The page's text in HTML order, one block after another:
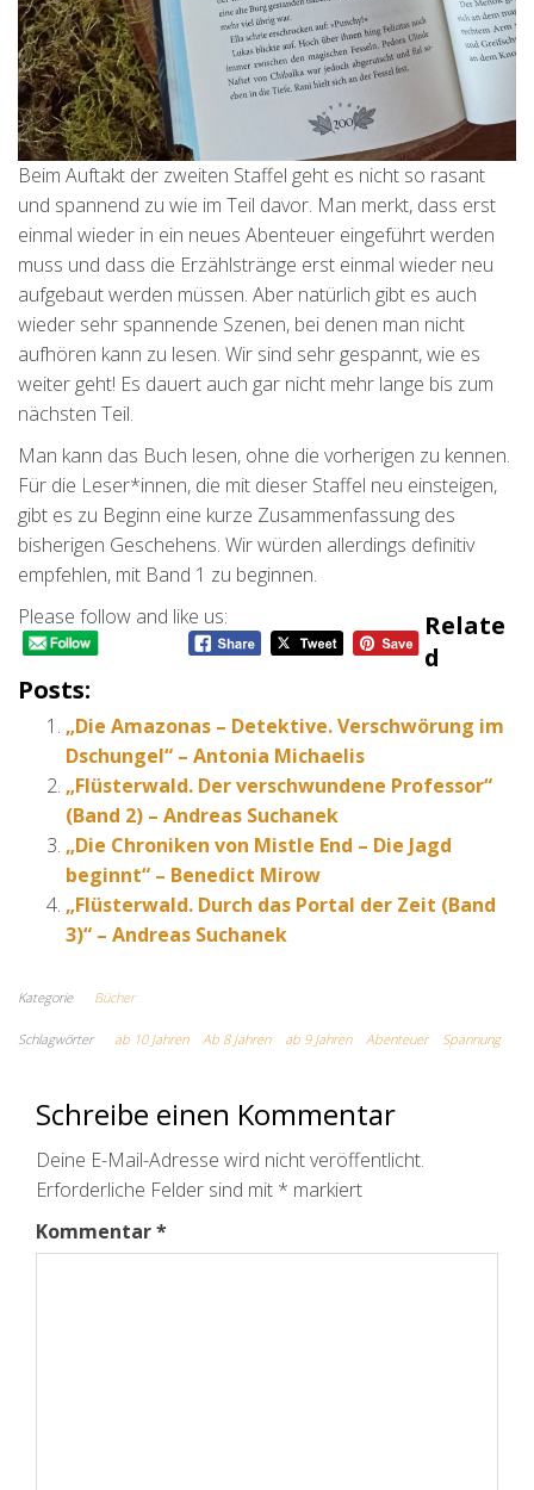
Beim Auftakt der zweiten Staffel geht es nicht so rasant
und spannend zu wie im Teil davor. Man merkt, dass erst
einmal wieder in ein neues Abenteuer eingeführt werden
muss und dass die Erzählstränge erst einmal wieder neu
aufgebaut werden müssen. Aber natürlich gibt es auch
wieder sehr spannende Szenen, bei denen man nicht
aufhören kann zu lesen. Wir sind sehr gespannt, wie es
weiter geht! Es dauert auch gar nicht mehr lange bis zum
nächsten Teil.
Man kann das Buch lesen, ohne die vorherigen zu kennen.
Für die Leser*innen, die mit dieser Staffel neu einsteigen,
gibt es zu Beginn eine kurze Zusammenfassung des
bisherigen Geschehens. Wir würden allerdings definitiv
empfehlen, mit Band 1 zu beginnen.
Please follow and like us:
Relate
D
Posts:
„Die Amazonas – Detektive. Verschwörung im
Dschungel“ – Antonia Michaelis
„Flüsterwald. Der verschwundene Professor“
(Band 2) – Andreas Suchanek
„Die Chroniken von Mistle End – Die Jagd
beginnt“ – Benedict Mirow
„Flüsterwald. Durch das Portal der Zeit (Band
3)“ – Andreas Suchanek
Kategorie Bücher
Schlagwörter ab 10 Jahren Ab 8 Jahren ab 9 Jahren Abenteuer Spannung
Schreibe einen Kommentar
Deine E-Mail-Adresse wird nicht veröffentlicht.
Erforderliche Felder sind mit * markiert
Kommentar*